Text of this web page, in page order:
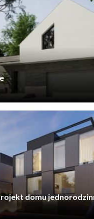
domu
w Gdańsku